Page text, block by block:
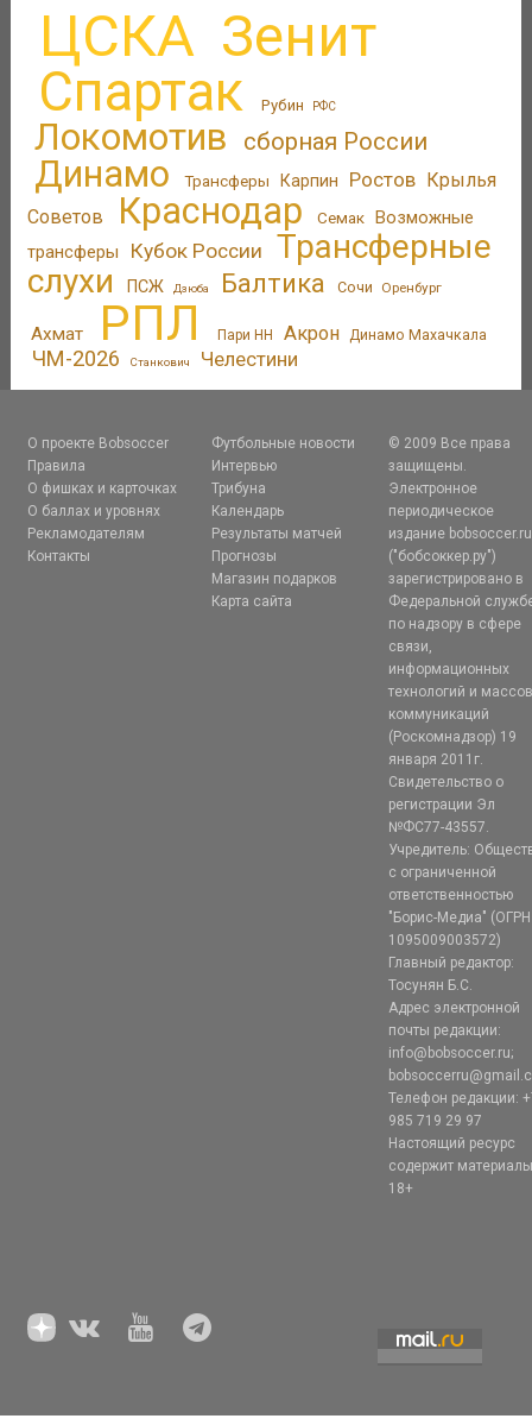
ЦСКА Зенит
Спартак Рубин РФС
Локомотив сборная России
Динамо Трансферы Карпин Ростов Крылья
Советов
Краснодар Семак Возможные
трансферы
Кубок России
Трансферные
слухи
ПСЖ Дзюба Балтика Сочи Оренбург
Ахмат РПЛ Пари НН Акрон Динамо Махачкала
ЧМ-2026 Станкович Челестини
О проекте Bobsoccer
Правила
О фишках и карточках
О баллах и уровнях
Рекламодателям
Контакты
Футбольные новости
Интервью
Трибуна
Календарь
Результаты матчей
Прогнозы
Магазин подарков
Карта сайта
© 2009 Все права
защищены.
Электронное
периодическое
издание bobsoccer.ru
("бобсоккер.ру")
зарегистрировано в
Федеральной
по надзору в сфере
связи,
информационных
технологий и
коммуникаций
(Роскомнадзор) 19
января 2011г.
Свидетельство о
регистрации Эл
№ФС77-43557.
Учредитель:
с ограниченной
ответственностью
"Борис-Медиа" (ОГРН
1095009003572)
Главный редактор:
Тосунян Б.С.
Адрес электронной
почты редакции:
info@bobsoccer.ru;
Телефон редакции:
985 719 29 97
Настоящий ресурс
содержит
18+